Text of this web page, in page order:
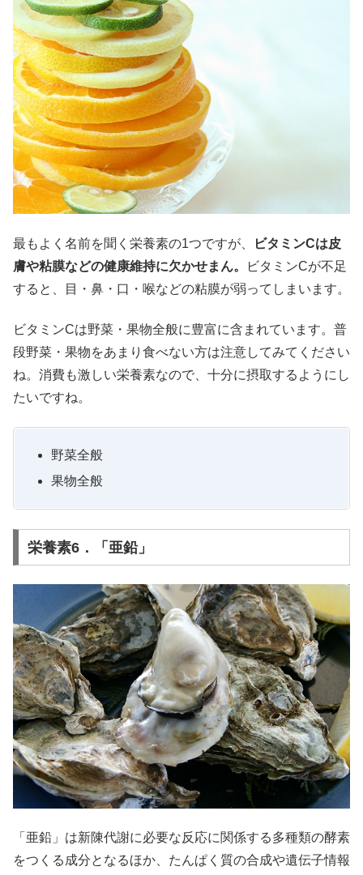
最もよく名前を聞く栄養素の1つですが、
ビタミンCは皮
膚や粘膜などの健康維持に欠かせまん。
ビタミンCが不足
すると、目・鼻・口・喉などの粘膜が弱ってしまいます。
ビタミンCは野菜・果物全般に豊富に含まれています。普
段野菜・果物をあまり食べない方は注意してみてください
ね。消費も激しい栄養素なので、十分に摂取するようにし
たいですね。
野菜全般
果物全般
栄養素6．「亜鉛」
「亜鉛」は新陳代謝に必要な反応に関係する多種類の酵素
をつくる成分となるほか、たんぱく質の合成や遺伝子情報